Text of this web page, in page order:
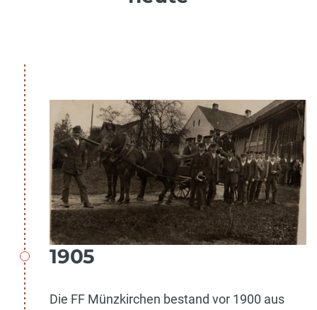
1905
Die FF Münzkirchen bestand vor 1900 aus